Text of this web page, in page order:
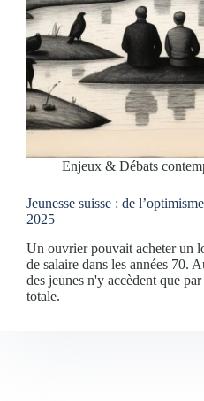
Enjeux & Débats
Jeunesse suisse : de
2025
Un ouvrier pouvait acheter un
de salaire dans les années 70.
des jeunes n'y accèdent que
totale.